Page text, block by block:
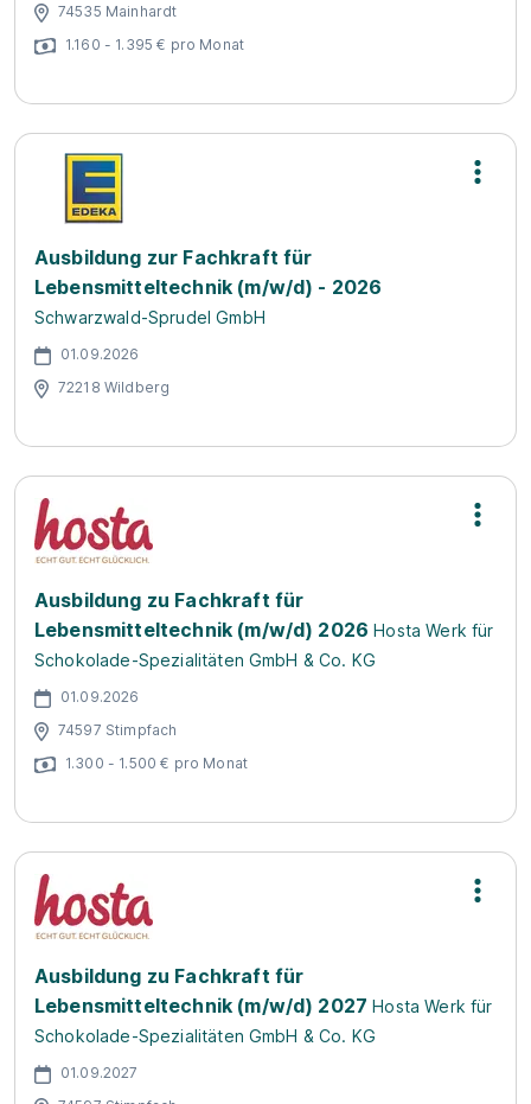
74535 Mainhardt
1.160 - 1.395 € pro Monat
Ausbildung zur Fachkraft für
Lebensmitteltechnik (m/w/d) - 2026
Schwarzwald-Sprudel GmbH
01.09.2026
72218 Wildberg
Ausbildung zu Fachkraft für
Lebensmitteltechnik (m/w/d) 2026 Hosta Werk für
Schokolade-Spezialitäten GmbH & Co. KG
01.09.2026
74597 Stimpfach
1.300 - 1.500 € pro Monat
Ausbildung zu Fachkraft für
Lebensmitteltechnik (m/w/d) 2027 Hosta Werk für
Schokolade-Spezialitäten GmbH & Co. KG
01.09.2027